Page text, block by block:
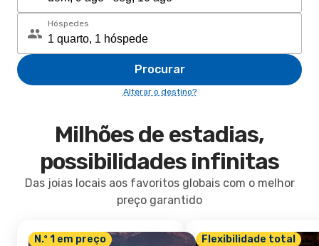
Hóspedes
Procurar
Alterar o destino?
Milhões de estadias,
possibilidades infinitas
Das joias locais aos favoritos globais com o melhor
preço garantido
N.º 1 em preço Flexibilidade total